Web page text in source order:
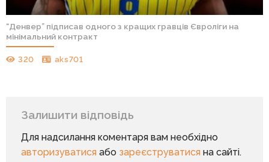
“Денвер” підписав одного з кращих гравців Євроліги на
мінімальний контракт
320 aks701
Залишити відповідь
Для надсилання коментаря вам необхідно
авторизуватисяабо зареєструватисяна сайті.